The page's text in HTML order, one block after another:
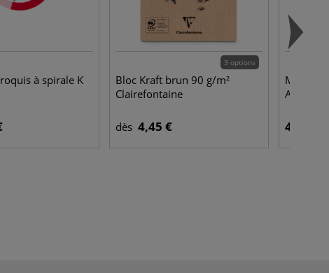
à spirale K
3 options
Bloc Kraft brun 90 g/m²
Clairefontaine
dès 4,45 €
Artist
4,45 €